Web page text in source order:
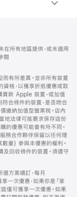
所有地區提供，或未適用
閱
有所差異。並非所有裝置
資格，以獲享折抵優惠或取
新 Apple 裝置，或加值
合條件的裝置，是否吻合
繳納加值型營業稅。店內
地法律可能要求保存這份
的優惠可能會有所不同。
務合作夥伴保留以任何理
數量) 參與本優惠的權利。
回收條件的裝置。須遵守
方案續訂，每月
次優惠，如果你是「家
僅可獲享一次優惠。如果